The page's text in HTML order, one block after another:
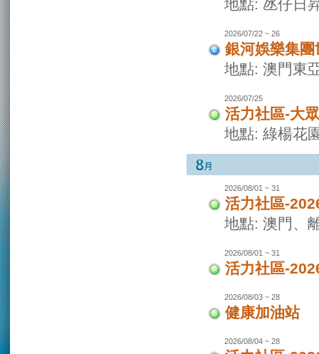
地點: 氹仔日
2026/07/22 ~ 26
銀河娛樂集
地點: 澳門東
2026/07/25
活力社區-大
地點: 綠楊花
2026/08/01 ~ 31
活力社區-
地點: 澳門、
2026/08/01 ~ 31
活力社區-
2026/08/03 ~ 28
健康加油站
2026/08/04 ~ 28